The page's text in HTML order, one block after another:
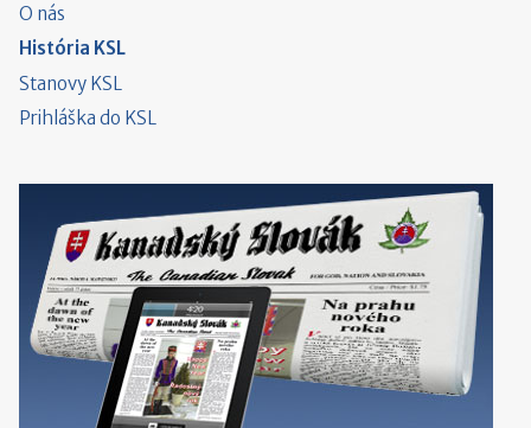
O nás
História KSL
Stanovy KSL
Prihláška do KSL